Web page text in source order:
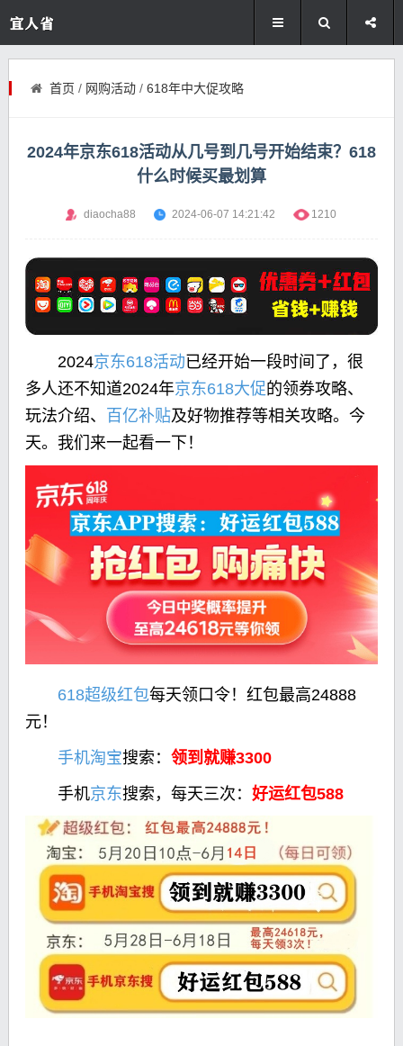
首页 / 网购活动/ 618年中大促攻略
2024年京东618活动从几号到几号开始结束？618
什么时候买最划算
diaocha88 2024-06-07 14:21:42 1210
2024京东618活动已经开始一段时间了，很
多人还不知道2024年京东618大促的领券攻略、
玩法介绍、 百亿补贴及好物推荐等相关攻略。今
天。我们来一起看一下！
618超级红包每天领口令！红包最高24888
元！
手机淘宝搜索： 领到就赚3300
手机京东搜索，每天三次： 好运红包588